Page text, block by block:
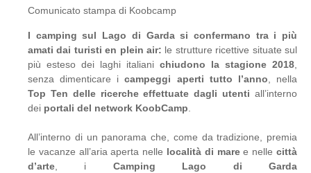
Comunicato stampa di Koobcamp
I camping sul Lago di Garda si confermano tra i
più
amati dai turisti en plein air: le strutture ricettive situate sul
più esteso dei laghi italiani chiudono la stagione 2018
senza dimenticare icampeggi aperti tutto l’anno , nella
Top Ten delle ricerche effettuate dagli utenti all’interno
dei portali del network KoobCamp
All’interno di un panorama che, come da tradizione, premia
le vacanze all’aria aperta nelle località di maree nellecittà
d’arte , i Camping Lago di
Garda